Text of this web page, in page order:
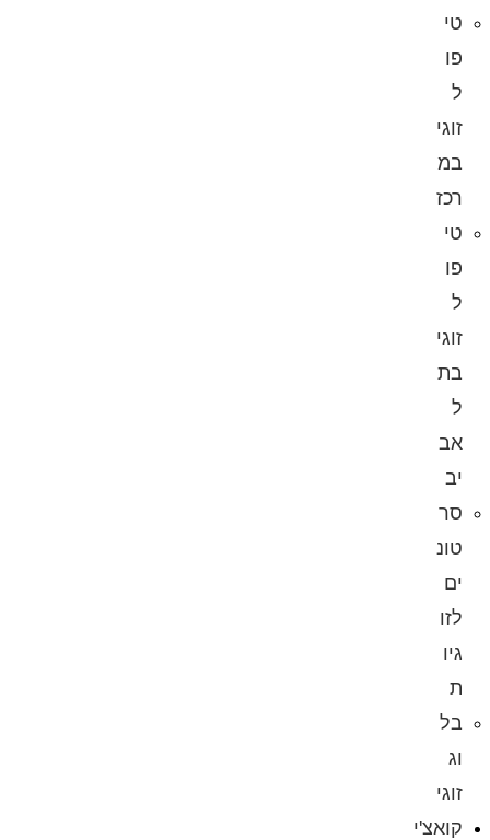
טי
פו
ל
זוגי
במ
רכז
טי
פו
ל
זוגי
בת
ל
אב
יב
סר
טונ
ים
לזו
גיו
ת
בל
וג
זוגי
קואצ'י